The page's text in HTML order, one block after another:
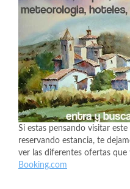
Si estas pensando visitar
reservando estancia, te
ver las diferentes ofertas que
Booking.com